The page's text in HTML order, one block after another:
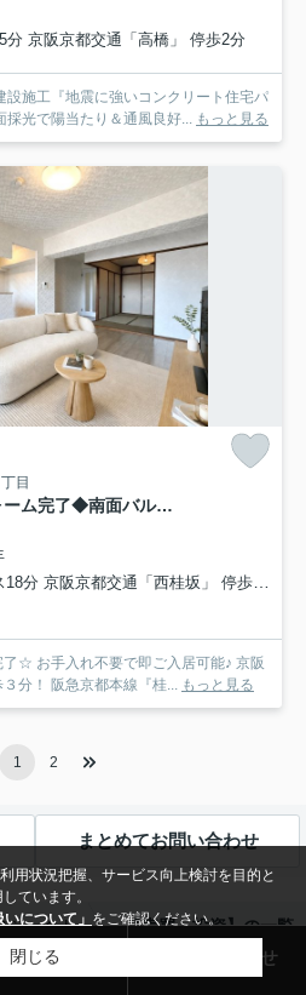
分 京阪京都交通「高橋」 停歩2分
設施工『地震に強いコンクリート住宅パ
光で陽当たり＆通風良好...
もっと見る
目
◆２０２５年１１月リフォーム完了◆南面バルコニーにつき陽当たり・通風良好◆サンシティ桂坂３番館
分 京阪京都交通「西桂坂」 停歩3分
☆ お手入れ不要で即ご入居可能♪ 京阪
分！ 阪急京都本線『桂...
もっと見る
1 2
まとめてお問い合わせ
ジェクト 【売買・投資】の一覧
売却査定 お問い合わせ
用状況把握、サービス向上検討を目的と
ています。
について」 をご確認ください。
閉じる